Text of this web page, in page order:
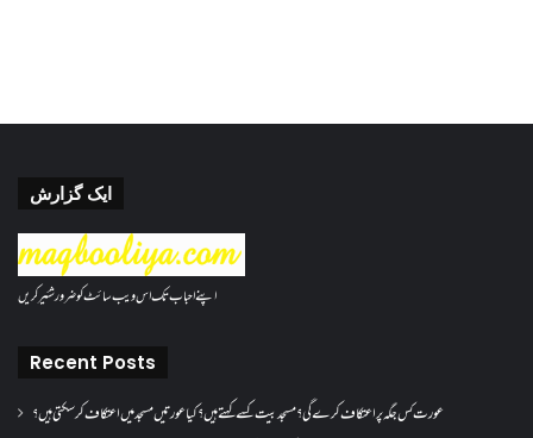
ایک گزارش
اپنے احباب تک اس ویب سائٹ کو ضرور شئیر کریں
Recent Posts
عورت کس جگہ پر اعتکاف کرے گی؟مسجد بیت کسے کہتے ہیں؟کیا عورتیں مسجد میں اعتکاف کر سکتی ہیں؟